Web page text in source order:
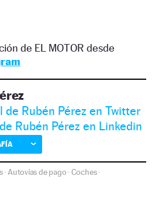
de EL MOTOR desde
de Rubén Pérez en Twitter
Rubén Pérez en Linkedin
· Autovías de pago ·Coches·